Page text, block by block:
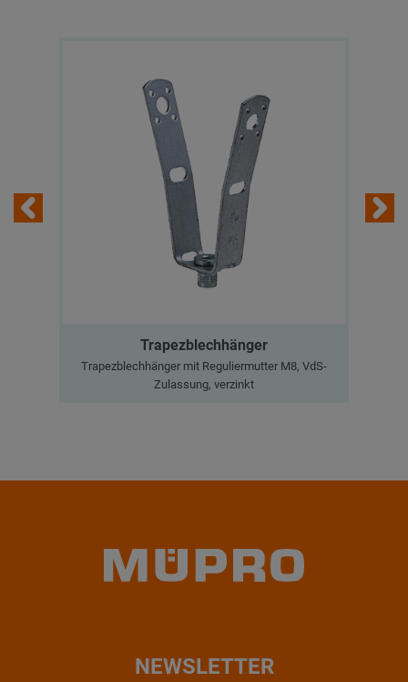
Trapezblechhänger
Trapezblechhänger mit Reguliermutter M8, VdS-
Zulassung, verzinkt
NEWSLETTER